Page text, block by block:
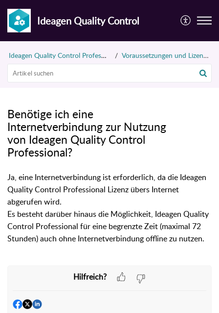
Ideagen Quality Control
Ideagen Quality Control Professional (früher InspectionXpert) Voraussetzungen und Lizenzierung
Benötige ich eine
Internetverbindung zur Nutzung
von Ideagen Quality Control
Professional?
Ja, eine Internetverbindung ist erforderlich, da die Ideagen
Quality Control Professional Lizenz übers Internet
abgerufen wird.
Es besteht darüber hinaus die Möglichkeit, Ideagen Quality
Control Professional für eine begrenzte Zeit (maximal 72
Stunden) auch ohne Internetverbindung offline zu nutzen.
Hilfreich?